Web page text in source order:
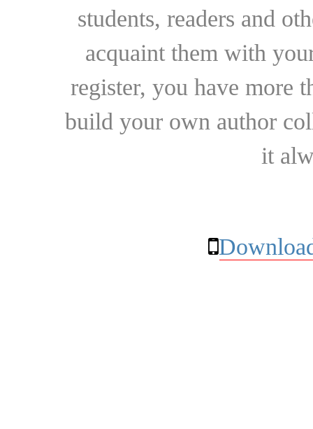
students, readers and
acquaint them with
register, you have more
build your own author
it